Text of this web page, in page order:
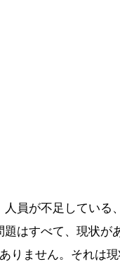
員が不足してい
はすべて、現状
りません。それは